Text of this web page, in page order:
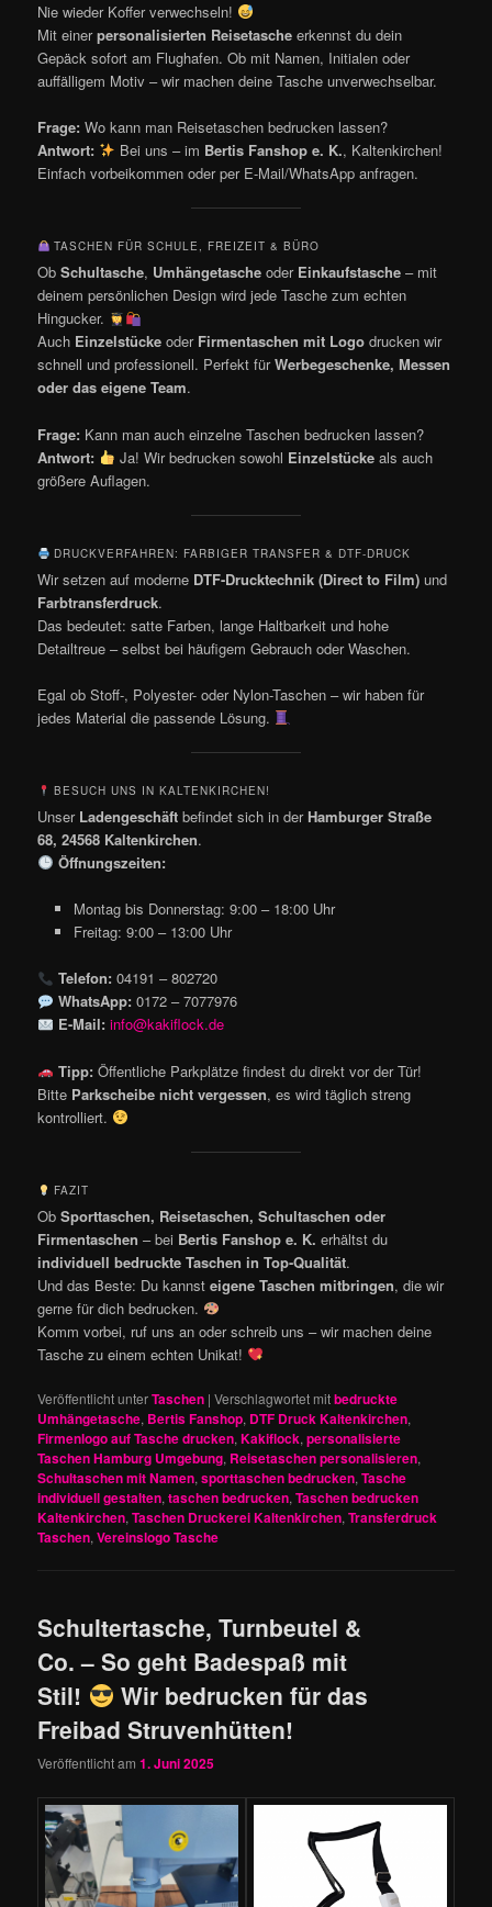
Nie wieder Koffer verwechseln!
Mit einerpersonalisierten Reisetasche erkennst du dein
Gepäck sofort am Flughafen. Ob mit Namen, Initialen oder
auffälligem Motiv – wir machen deine Tasche unverwechselbar.
Frage: Wo kann man Reisetaschen bedrucken lassen?
Antwort:
Bei uns – im Bertis Fanshop e. K., Kaltenkirchen!
Einfach vorbeikommen oder per E-Mail/WhatsApp anfragen.
TASCHEN FÜR SCHULE, FREIZEIT & BÜRO
ObSchultasche, Umhängetasche oder Einkaufstasche – mit
deinem persönlichen Design wird jede Tasche zum echten
Hingucker.
Auch Einzelstücke oder Firmentaschen mit Logo drucken wir
schnell und professionell. Perfekt fürWerbegeschenke, Messen
oder das eigene Team.
Frage: Kann man auch einzelne Taschen bedrucken lassen?
Antwort:
Ja! Wir bedrucken sowohl Einzelstückeals auch
größere Auflagen.
DRUCKVERFAHREN: FARBIGER TRANSFER & DTF-DRUCK
Wir setzen auf moderne DTF-Drucktechnik (Direct to Film) und
Farbtransferdruck.
Das bedeutet: satte Farben, lange Haltbarkeit und hohe
Detailtreue – selbst bei häufigem Gebrauch oder Waschen.
Egal ob Stoff-, Polyester- oder Nylon-Taschen – wir haben für
jedes Material die passende Lösung.
BESUCH UNS IN KALTENKIRCHEN!
Unser Ladengeschäft befindet sich in der Hamburger Straße
68, 24568 Kaltenkirchen.
Öffnungszeiten:
Montag bis Donnerstag: 9:00 – 18:00 Uhr
Freitag: 9:00 – 13:00 Uhr
Telefon: 04191 – 802720
WhatsApp: 0172 – 7077976
E-Mail: info@kakiflock.de
Tipp: Öffentliche Parkplätze findest du direkt vor der Tür!
Bitte Parkscheibe nicht vergessen, es wird täglich streng
kontrolliert.
FAZIT
ObSporttaschen, Reisetaschen, Schultaschen oder
Firmentaschen – bei Bertis Fanshop e. K. erhältst du
individuell bedruckte Taschen in Top-Qualität.
Und das Beste: Du kannsteigene Taschen mitbringen, die wir
gerne für dich bedrucken.
Komm vorbei, ruf uns an oder schreib uns – wir machen deine
Tasche zu einem echten Unikat!
Veröffentlicht unterTaschen |Verschlagwortet mitbedruckte
Umhängetasche, Bertis Fanshop, DTF Druck Kaltenkirchen,
Firmenlogo auf Tasche drucken,Kakiflock,personalisierte
Taschen Hamburg Umgebung, Reisetaschen personalisieren,
Schultaschen mit Namen,sporttaschen bedrucken,Tasche
individuell gestalten,taschen bedrucken,Taschen bedrucken
Kaltenkirchen,Taschen Druckerei Kaltenkirchen,Transferdruck
Taschen,Vereinslogo Tasche
Schultertasche, Turnbeutel &
Co. – So geht Badespaß mit
Stil!
Wir bedrucken für das
Freibad Struvenhütten!
Veröffentlicht am1. Juni 2025